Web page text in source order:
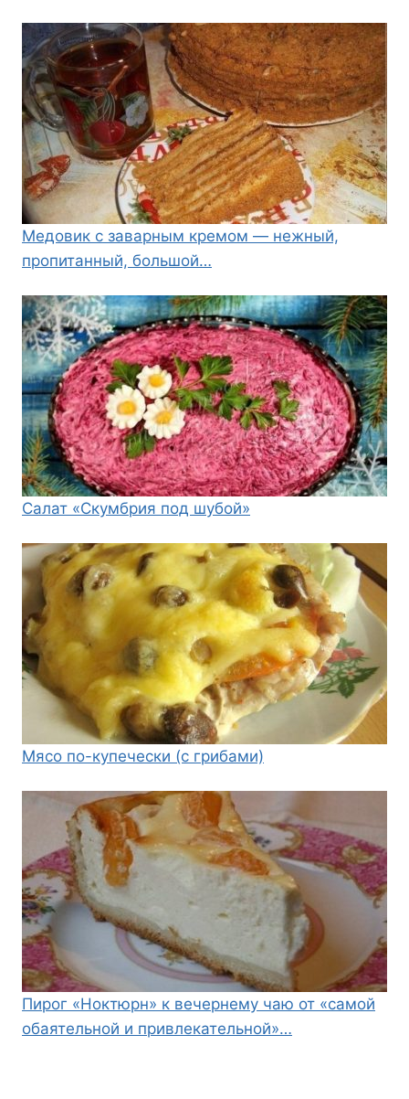
Медовик с заварным кремом — нежный,
пропитанный, большой…
Салат «Скумбрия под шубой»
Мясо по-купечески (с грибами)
Пирог «Ноктюрн» к вечернему чаю от «самой
обаятельной и привлекательной»…